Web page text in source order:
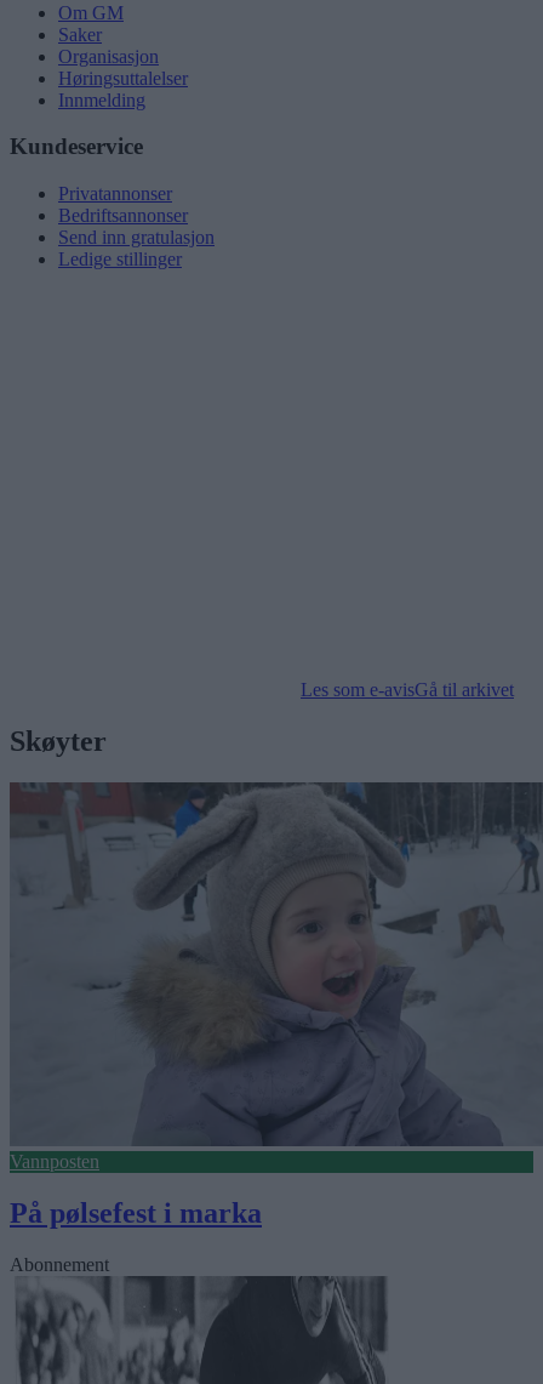
Om GM
Saker
Organisasjon
Høringsuttalelser
Innmelding
Kundeservice
Privatannonser
Bedriftsannonser
Send inn gratulasjon
Ledige stillinger
Les som e-avisGå til arkivet
Skøyter
Vannposten
På pølsefest i marka
Abonnement